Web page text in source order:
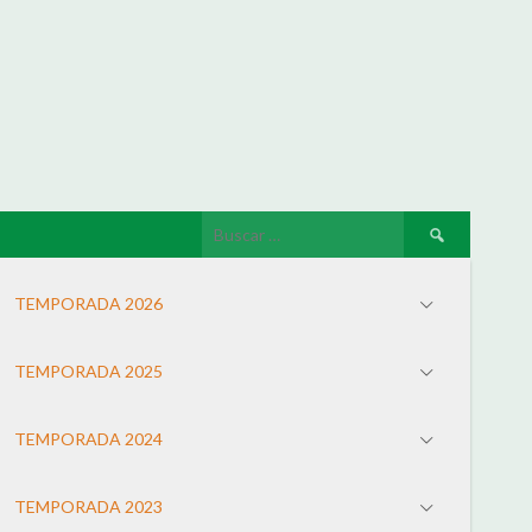
TEMPORADA 2026
TEMPORADA 2025
TEMPORADA 2024
TEMPORADA 2023